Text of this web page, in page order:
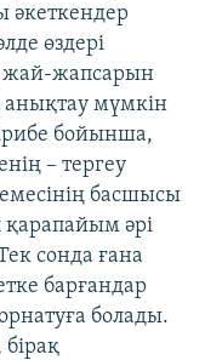
әкеткендер
өздері
жай-жапсарын
мүмкін
бойынша,
– тергеу
басшысы
қарапайым әрі
сонда ғана
барғандар
болады.
бірақ